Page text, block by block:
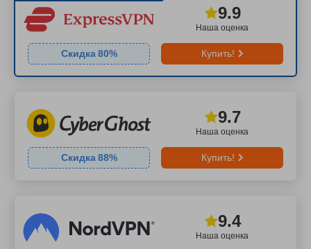
Наша оценка
9.9
Скидка 80% Купить!
Наша оценка
9.7
Скидка 88% Купить!
Наша оценка
9.4